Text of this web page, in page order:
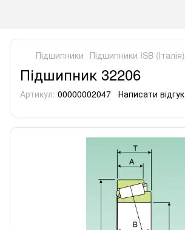
Підшипники Підшипники ISB (Італія)
Підшипник 32206
Артикул: 00000002047 Написати відгук